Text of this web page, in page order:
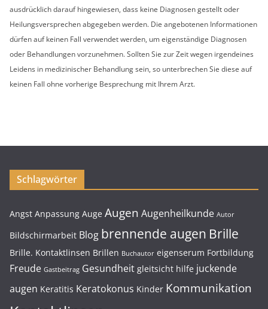
ausdrücklich darauf hingewiesen, dass keine Diagnosen gestellt oder
Heilungsversprechen abgegeben werden. Die angebotenen Informationen
dürfen auf keinen Fall verwendet werden, um eigenständige Diagnosen
oder Behandlungen vorzunehmen. Sollten Sie zur Zeit wegen irgendeines
Leidens in medizinischer Behandlung sein, so unterbrechen Sie diese auf
keinen Fall ohne vorherige Besprechung mit Ihrem Arzt.
Schlagwörter
Angst Anpassung Auge Augen Augenheilkunde Autor
Bildschirmarbeit Blog brennende augen Brille
Brille. Kontaktlinsen Brillen Buchautor eigenserum Fortbildung
Freude Gastbeitrag Gesundheit gleitsicht hilfe juckende
augen Keratitis Keratokonus Kinder Kommunikation